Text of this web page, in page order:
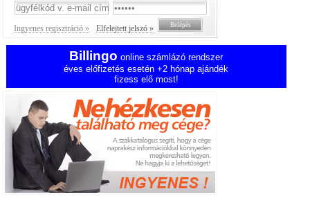
Ingyenes regisztráció » Elfelejtett jelszó »
Billingo online számlázó rendszer
éves előfizetés esetén +2 hónap ajándék
fizess elő most!